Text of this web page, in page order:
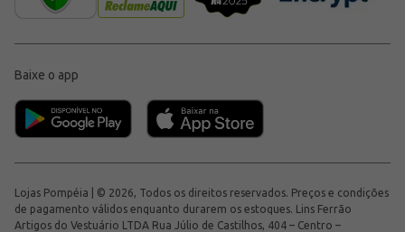
Baixe o app
Lojas Pompéia | © 2026, Todos os direitos reservados. Preços e condições
de pagamento válidos enquanto durarem os estoques. Lins Ferrão
Artigos do Vestuário LTDA Rua Júlio de Castilhos, 404 – Centro –